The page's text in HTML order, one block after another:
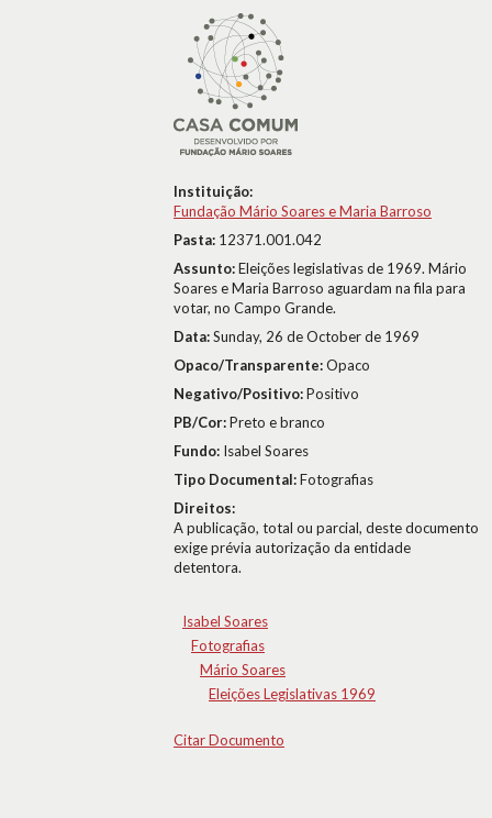
Instituição:
Fundação Mário Soares e Maria Barroso
Pasta: 12371.001.042
Assunto:Eleições legislativas de 1969. Mário
Soares e Maria Barroso aguardam na fila para
votar, no Campo Grande.
Data:Sunday, 26 de October de 1969
Opaco/Transparente:Opaco
Negativo/Positivo:Positivo
PB/Cor:Preto e branco
Fundo: Isabel Soares
Tipo Documental:Fotografias
Direitos:
A publicação, total ou parcial, deste documento
exige prévia autorização da entidade
detentora.
Isabel Soares
Fotografias
Mário Soares
Eleições Legislativas 1969
Citar Documento